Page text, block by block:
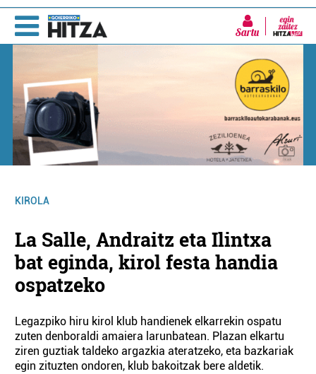
Sartu
KIROLA
La Salle, Andraitz eta Ilintxa
bat eginda, kirol festa handia
ospatzeko
Legazpiko hiru kirol klub handienek elkarrekin ospatu
zuten denboraldi amaiera larunbatean. Plazan elkartu
ziren guztiak taldeko argazkia ateratzeko, eta bazkariak
egin zituzten ondoren, klub bakoitzak bere aldetik.